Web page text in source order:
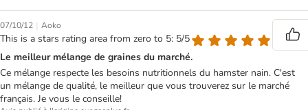
07/10/12 | Aoko
This is a stars rating area from zero to 5: 5/5
Le meilleur mélange de graines du marché.
Ce mélange respecte les besoins nutritionnels du hamster nain. C'est
un mélange de qualité, le meilleur que vous trouverez sur le marché
français. Je vous le conseille!